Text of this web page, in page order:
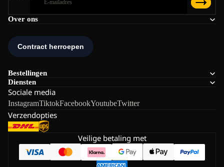
Over ons
Bestellingen
Diensten
Sociale media
InstagramTiktokFacebookYoutubeTwitter
Verzendopties
Veilige betaling met